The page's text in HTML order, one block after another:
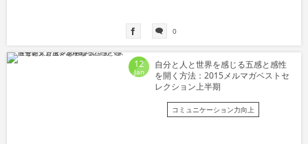
0
12
Jan
自分と人と世界を感じる五感と感性
を開く方法：2015メルマガベストセ
レクション上半期
コミュニケーション力向上